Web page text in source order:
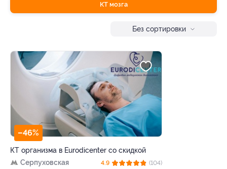
КТ мозга
Без сортировки
–46%
КТ организма в Eurodicenter со скидкой
Серпуховская
4.9
(104)